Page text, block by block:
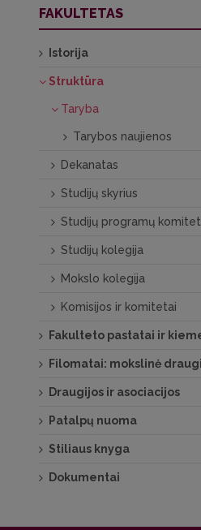
FAKULTETAS
Istorija
Struktūra
Taryba
Tarybos naujienos
Dekanatas
Studijų skyrius
Studijų programų
Studijų kolegija
Mokslo kolegija
Komisijos ir komitetai
Fakulteto pastatai ir
Filomatai: mokslinė
Draugijos ir asociacijos
Patalpų nuoma
Stiliaus knyga
Dokumentai